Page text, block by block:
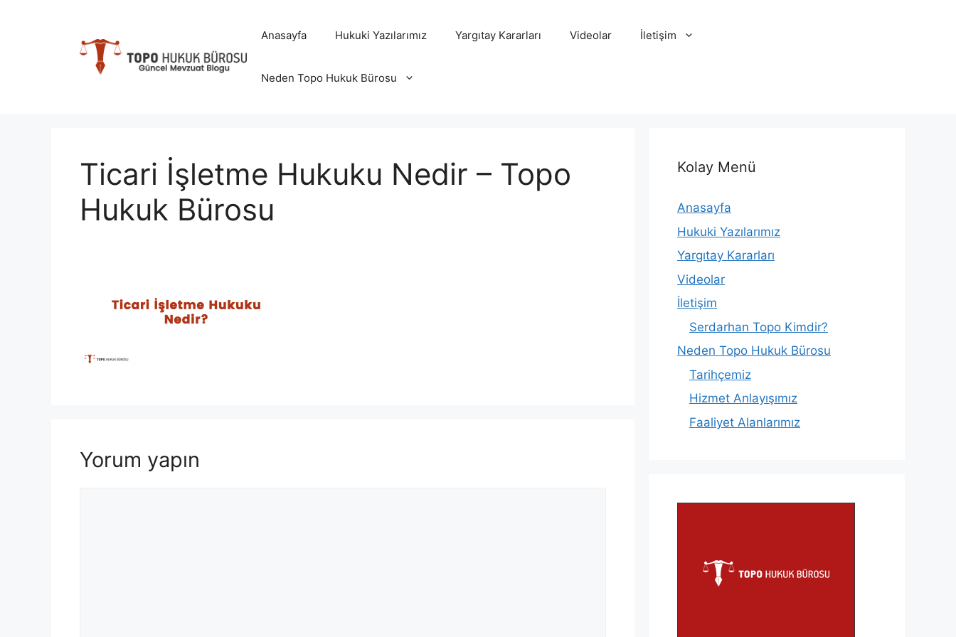
Anasayfa Hukuki Yazılarımız Yargıtay Kararları Videolar İletişim
Neden Topo Hukuk Bürosu
Ticari İşletme Hukuku Nedir – Topo
Hukuk Bürosu
Yorum yapın
Kolay Menü
Anasayfa
Hukuki Yazılarımız
Yargıtay Kararları
Videolar
İletişim
Serdarhan Topo Kimdir?
Neden Topo Hukuk Bürosu
Tarihçemiz
Hizmet Anlayışımız
Faaliyet Alanlarımız